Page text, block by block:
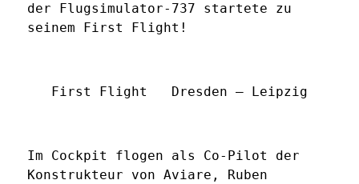
der Flugsimulator-737 startete zu
seinem First Flight!
First Flight Dresden – Leipzig
Im Cockpit flogen als Co-Pilot der
Konstrukteur von Aviare, Ruben